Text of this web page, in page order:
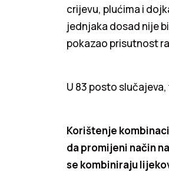
crijevu, plućima i
jednjaka dosad nije
pokazao prisutnost
U 83 posto
Korištenje
da promijeni način
se kombiniraju